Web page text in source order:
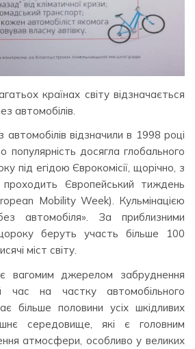
країнах світу відзначається
автомобілів.
відзначили в 1998 році
популярність досягла глобального
під егідою Єврокомісії, щорічно, з
Європейський тиждень
Mobility Week). Кульмінацією
автомобіля». За приблизними
беруть участь більше 100
міст світу.
вагомим джерелом забруднення
час на частку автомобільного
більше половини усіх шкідливих
середовище, які є головним
атмосфери, особливо у великих